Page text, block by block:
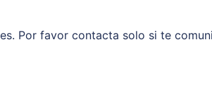
Por favor contacta solo si te